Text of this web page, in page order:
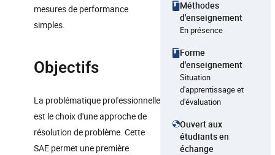
mesures de performance
simples.
Objectifs
La problématique professionnelle
est le choix d'une approche de
résolution de problème. Cette
SAE permet une première
Méthodes
d'enseignement
En présence
Forme
d'enseignement
Situation
d'apprentissage et
d'évaluation
Ouvert aux
étudiants en
échange